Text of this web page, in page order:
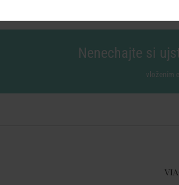
Nenechajte si
vložením